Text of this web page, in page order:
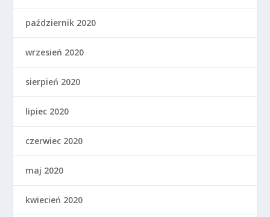
październik 2020
wrzesień 2020
sierpień 2020
lipiec 2020
czerwiec 2020
maj 2020
kwiecień 2020